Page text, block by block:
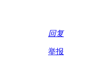
回复
举报